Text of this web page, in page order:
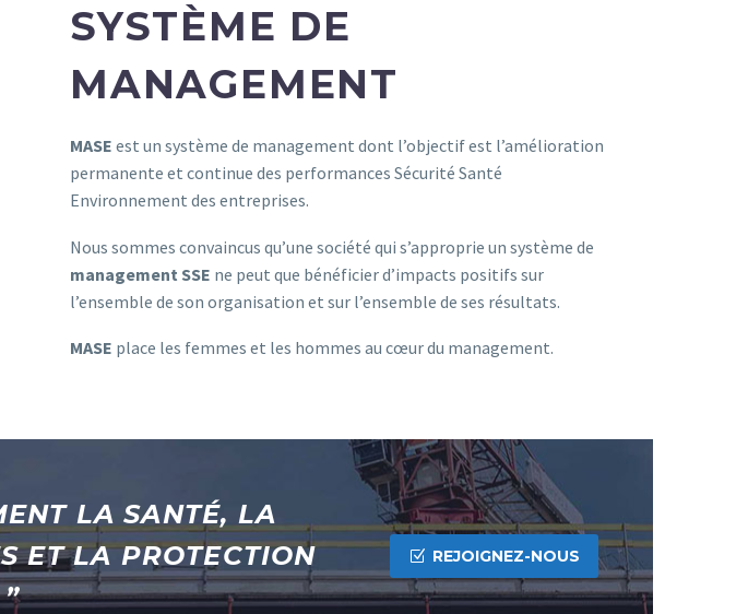
SYSTÈME DE
MANAGEMENT
MASE est un système de management dont l’objectif est l’amélioration
permanente et continue des performances Sécurité Santé
Environnement des entreprises.
Nous sommes convaincus qu’une société qui s’approprie un système de
management SSE ne peut que bénéficier d’impacts positifs sur
l’ensemble de son organisation et sur l’ensemble de ses résultats.
MASE place les femmes et les hommes au cœur du management.
LA SANTÉ, LA
ET LA PROTECTION
Z REJOIGNEZ-NOUS